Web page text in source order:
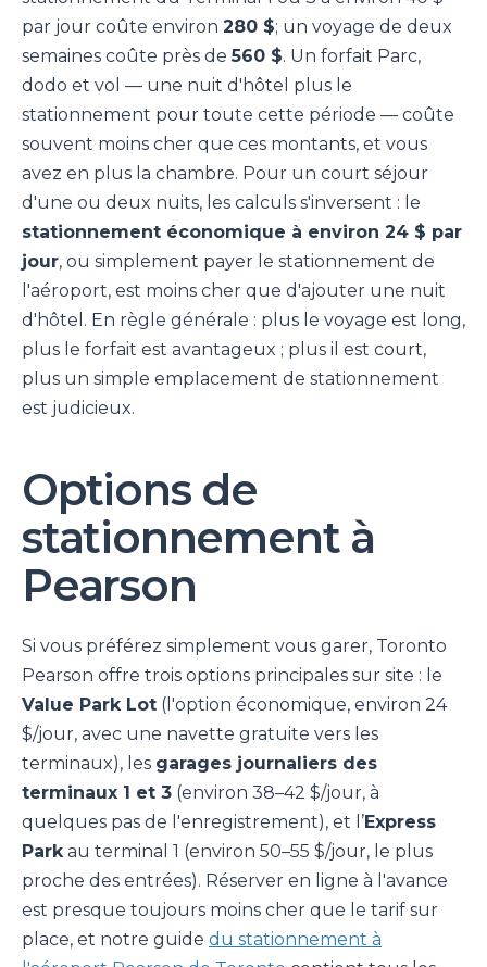
par jour coûte environ 280 $; un voyage de deux
semaines coûte près de560 $. Un forfait Parc,
dodo et vol — une nuit d'hôtel plus le
stationnement pour toute cette période — coûte
souvent moins cher que ces montants, et vous
avez en plus la chambre. Pour un court séjour
d'une ou deux nuits, les calculs s'inversent : le
stationnement économique à environ 24 $ par
jour, ou simplement payer le stationnement de
l'aéroport, est moins cher que d'ajouter une nuit
d'hôtel. En règle générale : plus le voyage est long,
plus le forfait est avantageux ; plus il est court,
plus un simple emplacement de stationnement
est judicieux.
Options de
stationnement à
Pearson
Si vous préférez simplement vous garer, Toronto
Pearson offre trois options principales sur site : le
Value Park Lot (l'option économique, environ 24
$/jour, avec une navette gratuite vers les
terminaux), les garages journaliers des
terminaux 1 et 3 (environ 38–42 $/jour, à
quelques pas de l'enregistrement), et l’Express
Park au terminal 1 (environ 50–55 $/jour, le plus
proche des entrées). Réserver en ligne à l'avance
est presque toujours moins cher que le tarif sur
place, et notre guide du stationnement à